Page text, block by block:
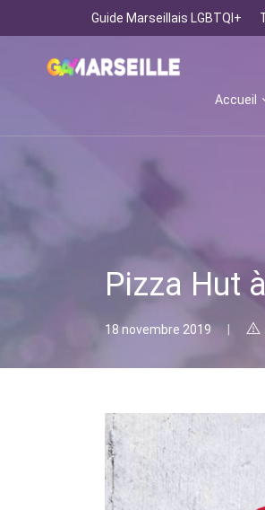
Guide Marseillais LGBTQI+
Accueil
Pizza Hut
18 novembre 2019